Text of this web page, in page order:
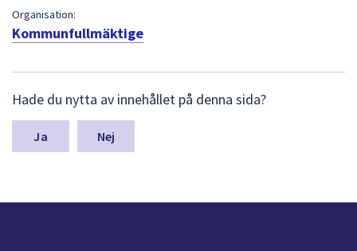
Organisation:
Kommunfullmäktige
ä
m
a
n
Hade du nytta av innehållet på denna sida?
Nej